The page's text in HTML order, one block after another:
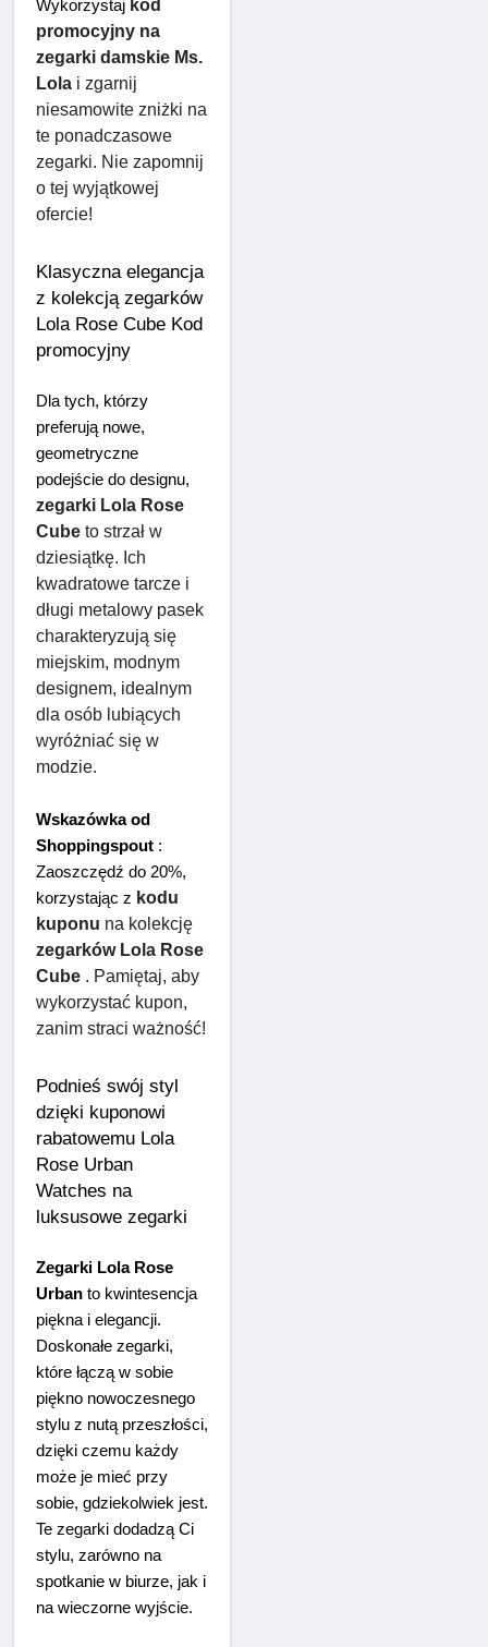
Wykorzystaj kod
promocyjny na
zegarki damskie Ms.
Lola i zgarnij
niesamowite zniżki na
te ponadczasowe
zegarki. Nie zapomnij
o tej wyjątkowej
ofercie!
Klasyczna elegancja
z kolekcją zegarków
Lola Rose Cube Kod
promocyjny
Dla tych, którzy
preferują nowe,
geometryczne
zegarki Lola Rose
Cube to strzał w
dziesiątkę. Ich
kwadratowe tarcze i
długi metalowy pasek
charakteryzują się
miejskim, modnym
designem, idealnym
dla osób lubiących
wyróżniać się w
modzie.
Wskazówka od
Shoppingspout :
Zaoszczędź do 20%,
korzystając z kodu
kuponu
zegarków Lola Rose
Cube . Pamiętaj, aby
wykorzystać kupon,
zanim straci ważność!
Podnieś swój styl
dzięki kuponowi
rabatowemu Lola
Rose Urban
Watches na
luksusowe zegarki
Zegarki Lola Rose
Urban to kwintesencja
piękna i elegancji.
Doskonałe zegarki,
które łączą w sobie
piękno nowoczesnego
stylu z nutą przeszłości,
dzięki czemu każdy
może je mieć przy
sobie, gdziekolwiek jest.
Te zegarki dodadzą Ci
stylu, zarówno na
spotkanie w biurze, jak i
na wieczorne wyjście.